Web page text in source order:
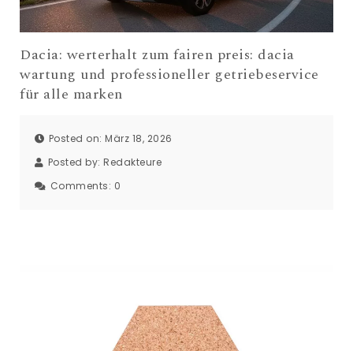
Dacia: werterhalt zum fairen preis: dacia
wartung und professioneller getriebeservice
für alle marken
Posted on: März 18, 2026
Posted by: Redakteure
Comments: 0